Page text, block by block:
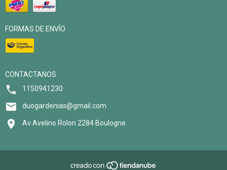
FORMAS DE ENVÍO
CONTACTANOS
1150941230
duogardenias@gmail.com
Av Avelino Rolon 2284 Boulogne